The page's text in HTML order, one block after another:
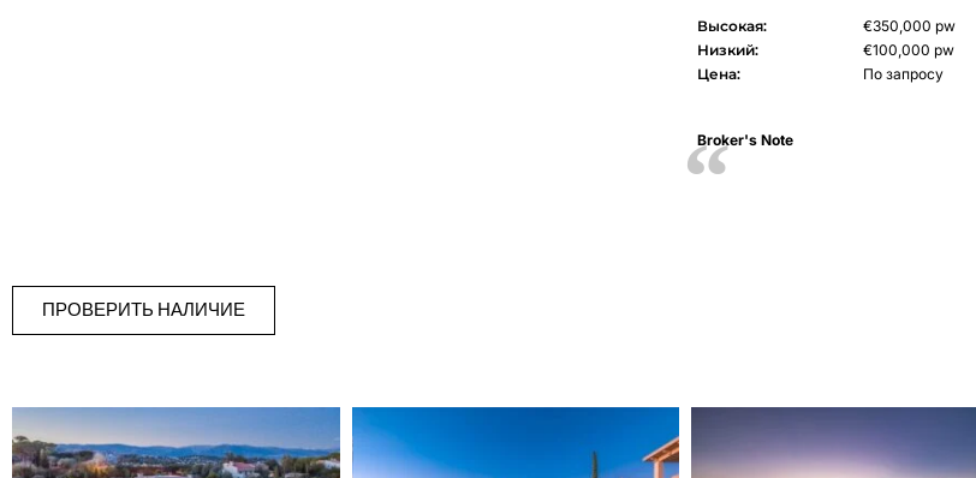
Высокая:
€350,000 pw
Низкий:
€100,000 pw
Цена:
По запросу
Broker's Note
ПРОВЕРИТЬ НАЛИЧИЕ